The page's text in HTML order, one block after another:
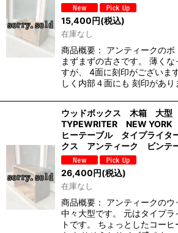
15,400円(税込)
在庫なし
商品概要： アンティークのボ
まずまずの古さです。 薄くな
すが、 4面に刻印がございま
しく内部４面にも 刻印があ
ウッドボックス 木箱 大型
TYPEWRITER NEW
ヒーテーブル タイプライタ
クス アンティーク ビンテ
26,400円(税込)
在庫なし
商品概要： アンティークのウ
中々大型です。 元はタイプラ
トです。 ちょっとしたコー